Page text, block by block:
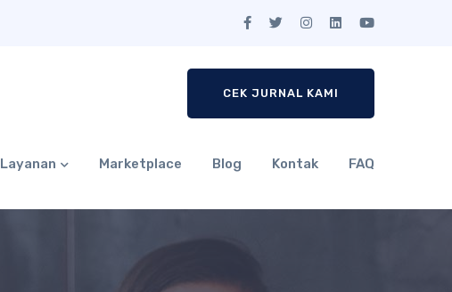
CEK JURNAL KAMI
Layanan Marketplace Blog Kontak FAQ